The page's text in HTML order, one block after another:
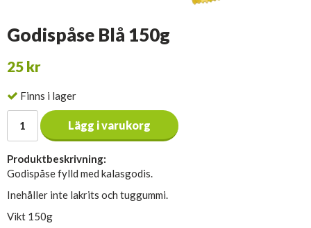
Godispåse Blå 150g
25 kr
Finns i lager
Lägg i varukorg
Produktbeskrivning:
Godispåse fylld med kalasgodis.
Inehåller inte lakrits och tuggummi.
Vikt 150g